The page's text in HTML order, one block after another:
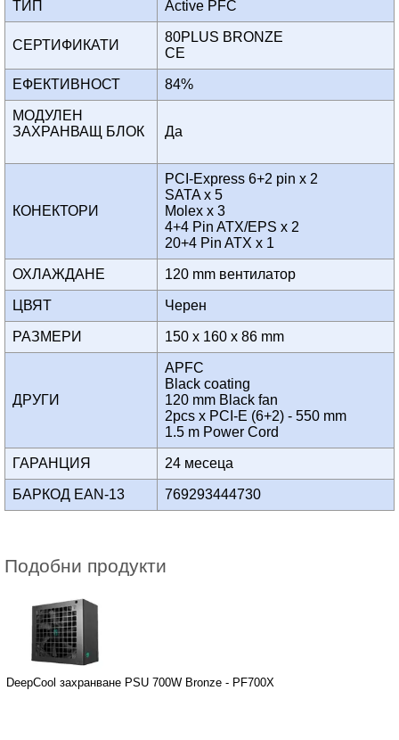
ТИП Active PFC
СЕРТИФИКАТИ
80PLUS BRONZE
CE
ЕФЕКТИВНОСТ 84%
МОДУЛЕН
ЗАХРАНВАЩ БЛОК
Да
КОНЕКТОРИ
PCI-Express 6+2 pin x 2
SATA x 5
Molex x 3
4+4 Pin ATX/EPS x 2
20+4 Pin ATX x 1
ОХЛАЖДАНЕ 120 mm вентилатор
ЦВЯТ Черен
РАЗМЕРИ 150 x 160 x 86 mm
ДРУГИ
APFC
Black coating
120 mm Black fan
2pcs x PCI-E (6+2) - 550 mm
1.5 m Power Cord
ГАРАНЦИЯ 24 месеца
БАРКОД EAN-13 769293444730
Подобни продукти
DeepCool захранване PSU 700W Bronze - PF700X